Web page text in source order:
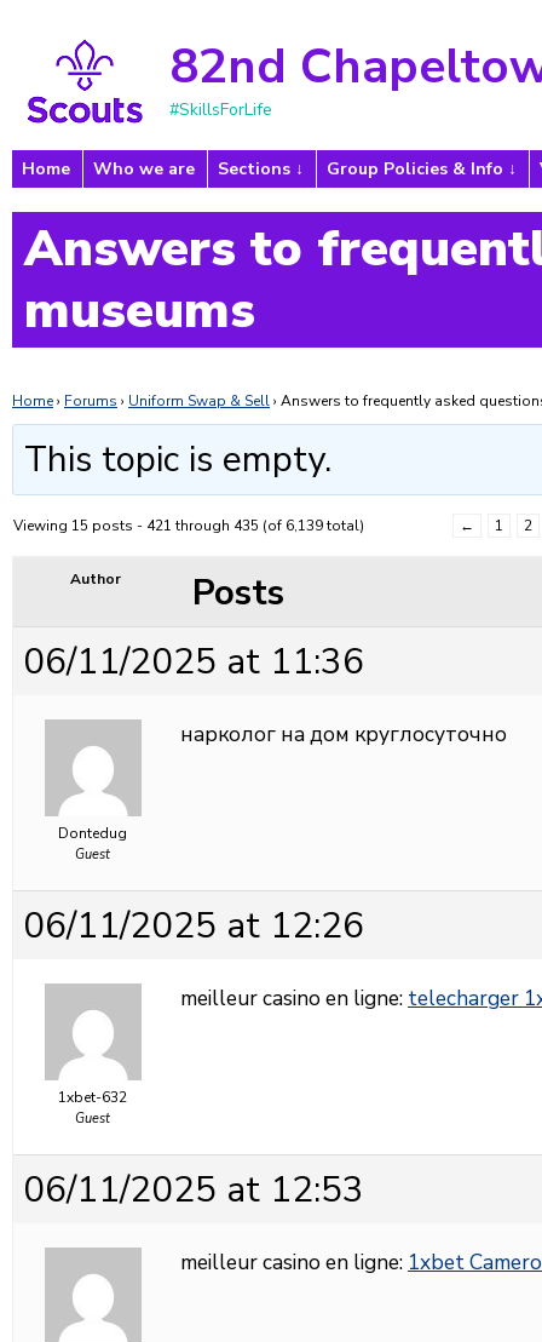
82nd
#SkillsForLife
Home Who we are Sections Group Policies & Info
Answers to
museums
Home› Forums › Uniform Swap & Sell› Answers to frequently asked
This topic is empty.
Viewing 15 posts - 421 through 435 (of 6,139 total) ← 1 2
Author
Posts
06/11/2025 at 11:36
Dontedug
Guest
нарколог на дом круглосуточно
06/11/2025 at 12:26
1xbet-632
Guest
meilleur casino en ligne: telecharger
06/11/2025 at 12:53
meilleur casino en ligne: 1xbet